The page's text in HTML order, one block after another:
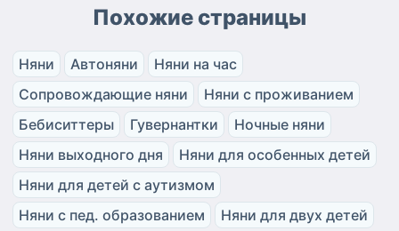
Похожие страницы
Няни Автоняни
Няни на час
Сопровождающие няни
Няни с проживанием
Бебиситтеры
Гувернантки
Ночные няни
Няни выходного дня
Няни для особенных детей
Няни для детей с аутизмом
Няни с пед. образованием
Няни для двух детей